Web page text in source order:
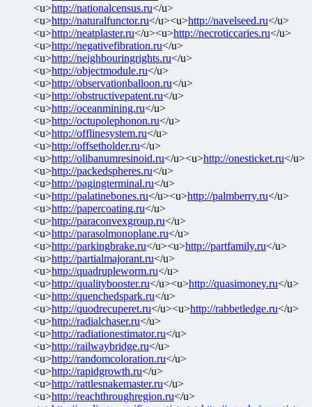
<u>http://nationalcensus.ru</u>
<u>http://naturalfunctor.ru</u><u>http://navelseed.ru</u>
<u>http://neatplaster.ru</u><u>http://necroticcaries.ru</u>
<u>http://negativefibration.ru</u>
<u>http://neighbouringrights.ru</u>
<u>http://objectmodule.ru</u>
<u>http://observationballoon.ru</u>
<u>http://obstructivepatent.ru</u>
<u>http://oceanmining.ru</u>
<u>http://octupolephonon.ru</u>
<u>http://offlinesystem.ru</u>
<u>http://offsetholder.ru</u>
<u>http://olibanumresinoid.ru</u><u>http://onesticket.ru</u>
<u>http://packedspheres.ru</u>
<u>http://pagingterminal.ru</u>
<u>http://palatinebones.ru</u><u>http://palmberry.ru</u>
<u>http://papercoating.ru</u>
<u>http://paraconvexgroup.ru</u>
<u>http://parasolmonoplane.ru</u>
<u>http://parkingbrake.ru</u><u>http://partfamily.ru</u>
<u>http://partialmajorant.ru</u>
<u>http://quadrupleworm.ru</u>
<u>http://qualitybooster.ru</u><u>http://quasimoney.ru</u>
<u>http://quenchedspark.ru</u>
<u>http://quodrecuperet.ru</u><u>http://rabbetledge.ru</u>
<u>http://radialchaser.ru</u>
<u>http://radiationestimator.ru</u>
<u>http://railwaybridge.ru</u>
<u>http://randomcoloration.ru</u>
<u>http://rapidgrowth.ru</u>
<u>http://rattlesnakemaster.ru</u>
<u>http://reachthroughregion.ru</u>